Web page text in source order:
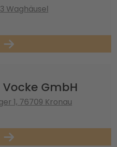
Waghäusel
GmbH
1, 76709 Kronau